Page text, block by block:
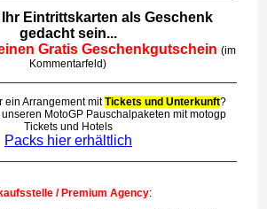
Eintrittskarten als Geschenk
gedacht sein...
Gratis Geschenkgutschein (im
Kommentarfeld)
ein Arrangement mitTickets und Unterkunft?
MotoGP Pauschalpaketen mit motogp
Tickets und Hotels
Packs hier erhältlich
/ Premium Agency: